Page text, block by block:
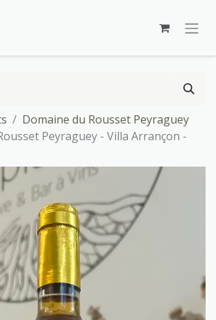
Domaine du Rousset Peyraguey
Peyraguey - Villa Arrançon -